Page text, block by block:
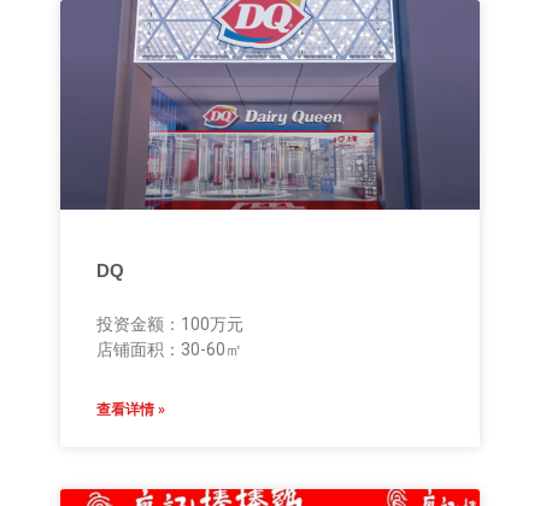
DQ
投资金额：100万元
店铺面积：30-60㎡
查看详情 »